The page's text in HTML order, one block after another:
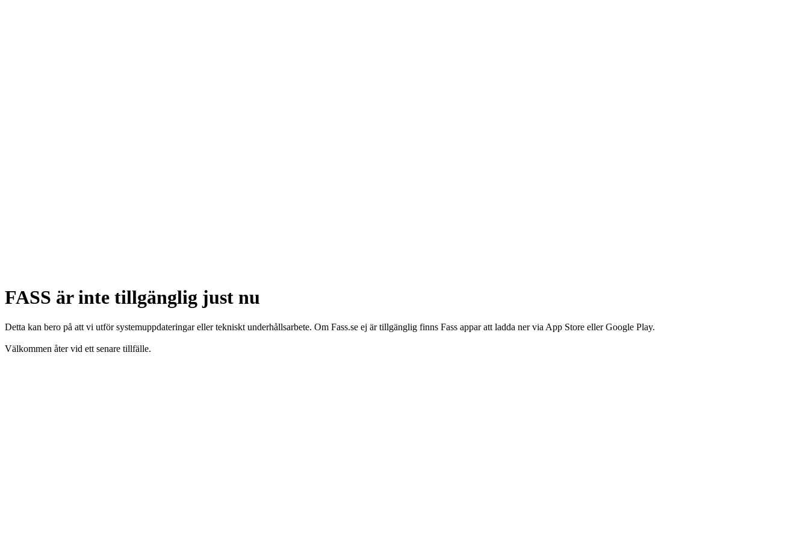
FASS är inte tillgänglig just nu
Detta kan bero på att vi utför systemuppdateringar eller tekniskt underhållsarbete. Om Fass.se ej är tillgänglig finns Fass appar att ladda ner via App Store eller Google Play.
Välkommen åter vid ett senare tillfälle.